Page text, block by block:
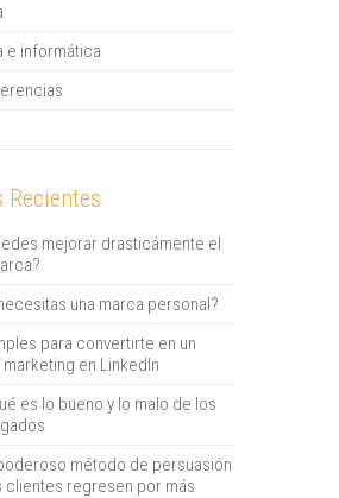
e informática
Recientes
mejorar drasticámente el
una marca personal?
para convertirte en un
en LinkedIn
es lo bueno y lo malo de los
método de persuasión
clientes regresen por más